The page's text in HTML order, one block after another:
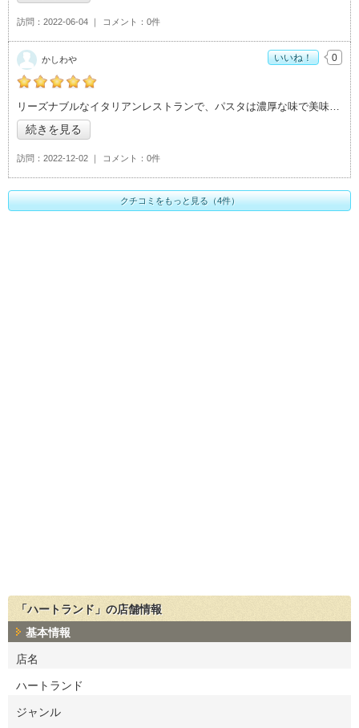
訪問 2022-06-04 コメント 0件
の「ハートランド」おすすめ度：5
続きを見る
訪問 2022-12-02 コメント 0件
かしわや いいね！ 0
クチコミをもっと見る（4件）
「ハートランド」の店舗情報
基本情報
店名
ハートランド
ジャンル